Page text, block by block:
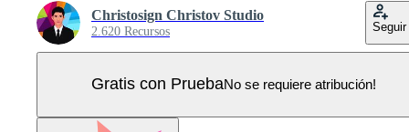
Christosign Christov Studio
2.620 Recursos Seguir
Gratis con PruebaNo se requiere atribución!